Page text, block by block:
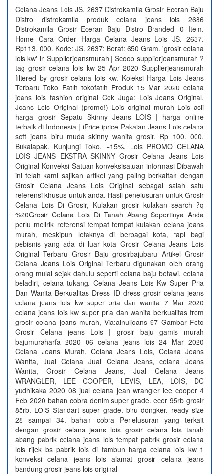
Celana Jeans Lois JS. 2637 Distrokamila Grosir Eceran Baju
Distro distrokamila produk celana jeans lois 2686
Distrokamila Grosir Eceran Baju Distro Branded. 0 Item.
Home Cara Order Harga Celana Jeans Lois JS. 2637.
Rp113. 000. Kode: JS. 2637; Berat: 650 Gram. 'grosir celana
lois kw' in Supplierjeansmurah | Scoop supplierjeansmurah ?
tag grosir celana lois kw 25 Apr 2020 Supplierjeansmurah
filtered by grosir celana lois kw. Koleksi Harga Lois Jeans
Terbaru Toko Fatih tokofatih Produk 15 Mar 2020 celana
jeans lois fashion original Cek Juga: Lois Jeans Original,
Jeans Lois Original (promo!) Lois original murah Lois asli
harga grosir Sepatu Skinny Jeans LOIS | harga online
terbaik di Indonesia | iPrice iprice Pakaian Jeans Lois celana
soft jeans biru muda skinny wanita grosir. Rp 100. 000.
Bukalapak. Kunjungi Toko. −15%. Lois PROMO CELANA
LOIS JEANS EKSTRA SKINNY Grosir Celana Jeans Lois
Original Konveksi Satuan konveksisatuan informasi Dibawah
ini telah kami sajikan artikel yang paling berkaitan dengan
Grosir Celana Jeans Lois Original sebagai salah satu
referensi khusus untuk anda. Hasil penelusuran untuk Grosir
Celana Lois Di Grosir, Kulakan grosir kulakan search ?q
%20Grosir Celana Lois Di Tanah Abang Sepertinya Anda
perlu melirik referensi tempat tempat kulakan celana jeans
murah, meskipun letaknya di berbagai kota, tapi bagi
pebisnis yang ada di luar kota Grosir Celana Jeans Lois
Original Terbaru Grosir Baju grosirbajubaru Artikel Grosir
Celana Jeans Lois Original Terbaru digunakan oleh orang
orang mulai sejak dahulu seperti celana baju betawi, celana
beladiri, celana tukang. Celana Jeans Lois Kw Super Pria
Dan Wanita Berkualitas Dress ID dress grosir celana jeans
celana jeans lois kw super pria dan wanita 7 Mar 2020
celana jeans lois kw super pria dan wanita berkualitas from
grosir celana jeans murah, Via:ainuljeans 97 Gambar Foto
Grosir Celana jeans Lois | grosir baju gamis murah
bajumuraharfa 2020 06 celana jeans lois 24 Mar 2020
Celana Jeans Murah, Celana Jeans Lois, Celana Jeans
Wanita, Jual Celana Jual Celana Jeans, celana Jeans
Wanita, Grosir Celana Jeans, Jual Celana Jeans
WRANGLER, LEE COOPER, LEVIS, LEA, LOIS, DC
yudhikaka 2020 08 jual celana jean wrangler lee cooper 4
Feb 2020 bahan cobra denim super grade. ecer 95rb grosir
85rb. LOIS Standart super grade. biru dongker. ready size
28 sampai 34. bahan cobra Penelusuran yang terkait
dengan grosir celana jeans lois grosir celana lois tanah
abang pabrik celana jeans lois tempat pabrik grosir celana
lois rijek bs pabrik lois di tambun harga celana lois kw 1
konveksi celana jeans lois alamat grosir celana jeans
bandung grosir jeans lois original